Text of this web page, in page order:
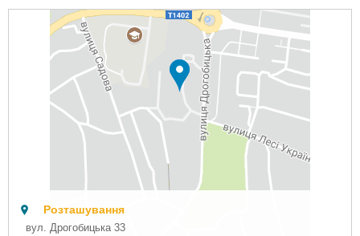
Розташування
вул. Дрогобицька 33